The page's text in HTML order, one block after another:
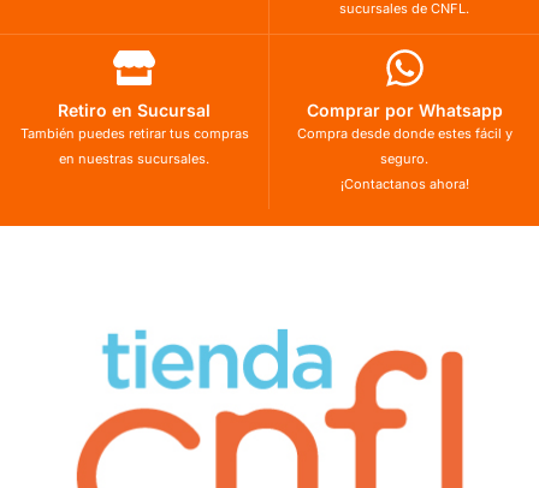
sucursales de CNFL.
Retiro en Sucursal
También puedes retirar tus compras
en nuestras sucursales.
Comprar por Whatsapp
Compra desde donde estes fácil y
seguro.
¡Contactanos ahora!